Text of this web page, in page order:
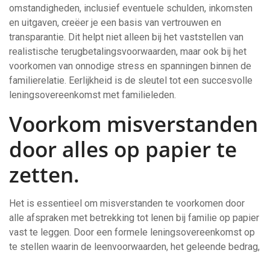
omstandigheden, inclusief eventuele schulden, inkomsten
en uitgaven, creëer je een basis van vertrouwen en
transparantie. Dit helpt niet alleen bij het vaststellen van
realistische terugbetalingsvoorwaarden, maar ook bij het
voorkomen van onnodige stress en spanningen binnen de
familierelatie. Eerlijkheid is de sleutel tot een succesvolle
leningsovereenkomst met familieleden.
Voorkom misverstanden
door alles op papier te
zetten.
Het is essentieel om misverstanden te voorkomen door
alle afspraken met betrekking tot lenen bij familie op papier
vast te leggen. Door een formele leningsovereenkomst op
te stellen waarin de leenvoorwaarden, het geleende bedrag,